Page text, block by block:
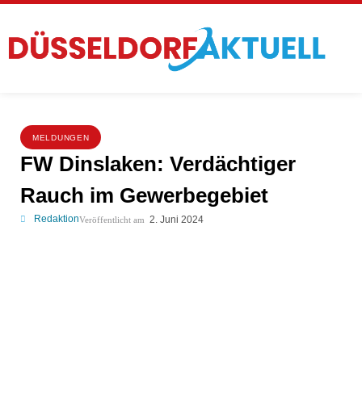
MELDUNGEN
FW Dinslaken: Verdächtiger
Rauch im Gewerbegebiet
RedaktionVeröffentlicht am 2. Juni 2024